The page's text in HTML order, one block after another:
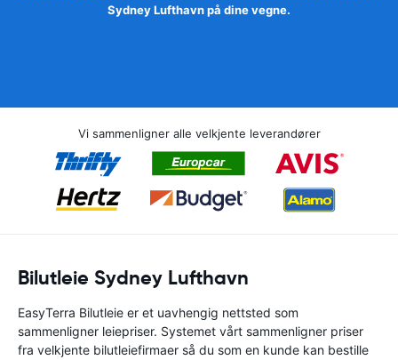
Sydney Lufthavn på dine vegne.
Vi sammenligner alle velkjente leverandører
Bilutleie Sydney Lufthavn
EasyTerra Bilutleie er et uavhengig nettsted som
sammenligner leiepriser. Systemet vårt sammenligner priser
fra velkjente bilutleiefirmaer så du som en kunde kan bestille